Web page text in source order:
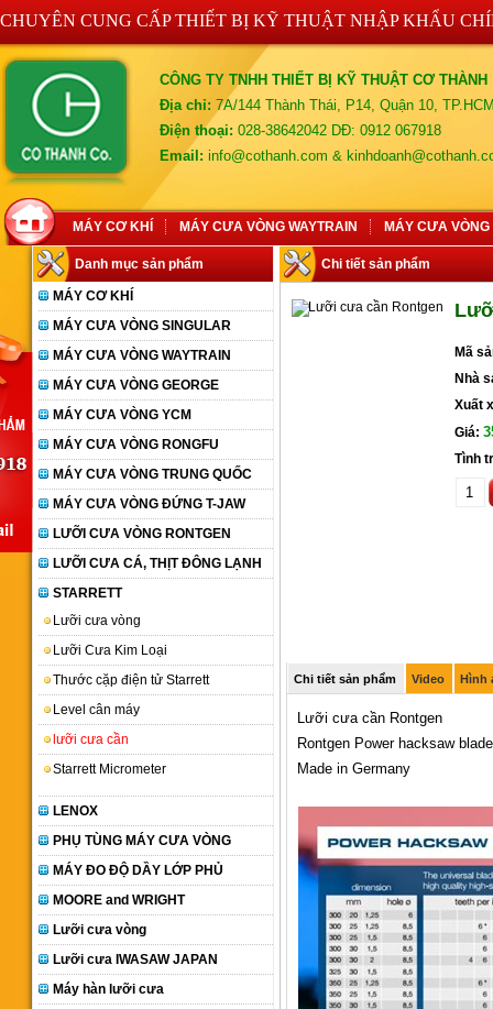
CHUYÊN CUNG CẤP THIẾT BỊ KỸ THUẬT NHẬP KHẨU
CÔNG TY TNHH THIẾT BỊ KỸ THUẬT CƠ THÀNH
Địa chỉ: 7A/144 Thành Thái, P14, Quận 10,
Điện thoại: 028-38642042 DĐ: 0912 067918
Email: info@cothanh.com &
MÁY CƠ KHÍ MÁY CƯA VÒNG WAYTRAIN MÁY CƯA VÒNG
Danh mục sản phẩm
MÁY CƠ KHÍ
MÁY CƯA VÒNG SINGULAR
MÁY CƯA VÒNG WAYTRAIN
MÁY CƯA VÒNG GEORGE
MÁY CƯA VÒNG YCM
MÁY CƯA VÒNG RONGFU
MÁY CƯA VÒNG TRUNG QUỐC
MÁY CƯA VÒNG ĐỨNG T-JAW
LƯỠI CƯA VÒNG RONTGEN
LƯỠI CƯA CÁ, THỊT ĐÔNG LẠNH
STARRETT
Lưỡi cưa vòng
Lưỡi Cưa Kim Loại
Thước cặp điện tử Starrett
Level cân máy
lưỡi cưa cần
Starrett Micrometer
LENOX
PHỤ TÙNG MÁY CƯA VÒNG
MÁY ĐO ĐỘ DẦY LỚP PHỦ
MOORE and WRIGHT
Lưỡi cưa vòng
Lưỡi cưa IWASAW JAPAN
Máy hàn lưỡi cưa
Chi tiết sản phẩm
Mã
Nhà
Xuất
Giá:
Tình
Chi tiết sản phẩm Video Hình
Lưỡi cưa cần Rontgen
Rontgen Power hacksaw blade
Made in Germany